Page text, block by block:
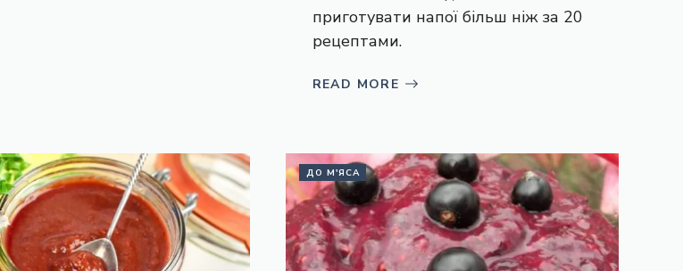
приготувати напої більш ніж за 20
рецептами.
READ MORE
ДО М'ЯСА